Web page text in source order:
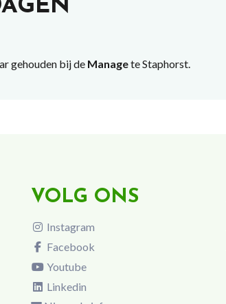
gehouden bij deManagete Staphorst.
VOLG ONS
Instagram
Facebook
Youtube
Linkedin